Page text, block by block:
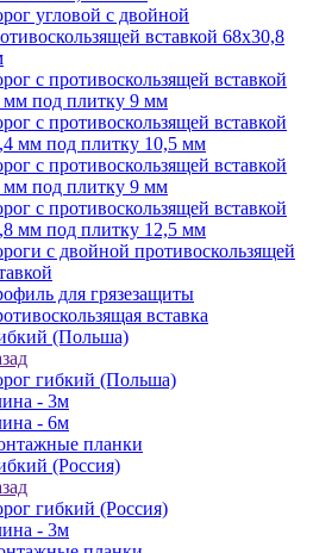
угловой с двойной
вставкой 68х30,8
с противоскользящей вставкой
мм под плитку 9 мм
с противоскользящей вставкой
мм под плитку 10,5 мм
с противоскользящей вставкой
мм под плитку 9 мм
с противоскользящей вставкой
мм под плитку 12,5 мм
с двойной противоскользящей
для грязезащиты
вставка
(Польша)
гибкий (Польша)
- 3м
- 6м
планки
(Россия)
гибкий (Россия)
- 3м